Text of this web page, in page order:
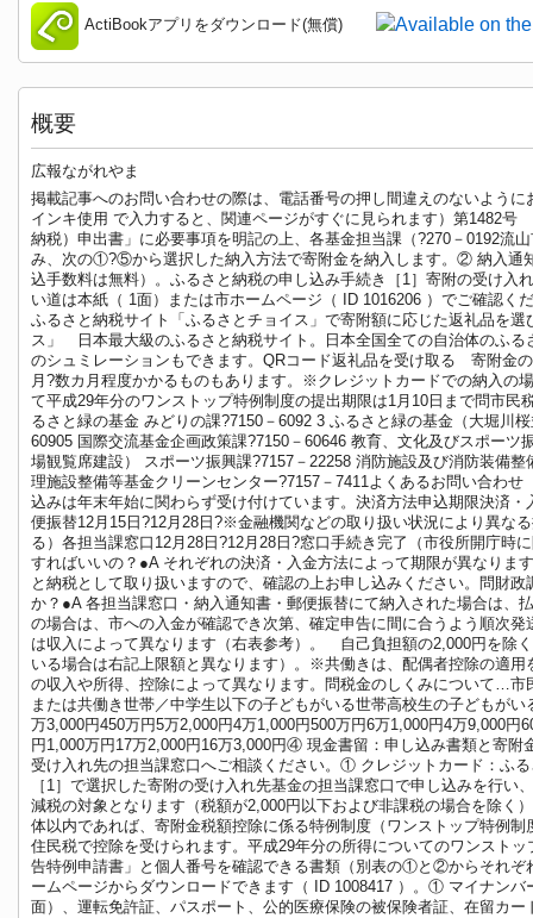
ActiBookアプリをダウンロード(無償)
概要
広報ながれやま
掲載記事へのお問い合わせの際は、電話番号の押し間違えのないよう
インキ使用 で入力すると、関連ページがすぐに見られます）第1482
納税）申出書」に必要事項を明記の上、各基金担当課（?270－0192流
み、次の①?⑤から選択した納入方法で寄附金を納入します。② 納入通
込手数料は無料）。ふるさと納税の申し込み手続き［1］寄附の受
い道は本紙（ 1面）または市ホームページ（ ID 1016206 ）でご確
ふるさと納税サイト「ふるさとチョイス」で寄附額に応じた返礼品を
ス」 日本最大級のふるさと納税サイト。日本全国全ての自治体のふ
のシュミレーションもできます。QRコード返礼品を受け取る 寄附金
月?数カ月程度かかるものもあります。※クレジットカードでの納入の
て平成29年分のワンストップ特例制度の提出期限は1月10日まで問市
るさと緑の基金 みどりの課?7150－6092 3 ふるさと緑の基金（大堀川
60905 国際交流基金企画政策課?7150－60646 教育、文化及びスポー
場観覧席建設） スポーツ振興課?7157－22258 消防施設及び消防装備
理施設整備等基金クリーンセンター?7157－7411よくあるお問い合わ
込みは年末年始に関わらず受け付けています。決済方法申込期限決済
便振替12月15日?12月28日?※金融機関などの取り扱い状況により異な
る）各担当課窓口12月28日?12月28日?窓口手続き完了（市役所開庁
すればいいの？●A それぞれの決済・入金方法によって期限が異なりま
と納税として取り扱いますので、確認の上お申し込みください。問財
か？●A 各担当課窓口・納入通知書・郵便振替にて納入された場合は、
の場合は、市への入金が確認でき次第、確定申告に間に合うよう順次
は収入によって異なります（右表参考）。 自己負担額の2,000円を除
いる場合は右記上限額と異なります）。※共働きは、配偶者控除の適
の収入や所得、控除によって異なります。問税金のしくみについて…
または共働き世帯／中学生以下の子どもがいる世帯高校生の子どもが
万3,000円450万円5万2,000円4万1,000円500万円6万1,000円4万9,000
円1,000万円17万2,000円16万3,000円④ 現金書留：申し込み書類と寄
受け入れ先の担当課窓口へご相談ください。① クレジットカード：ふ
［1］で選択した寄附の受け入れ先基金の担当課窓口で申し込みを行
減税の対象となります（税額が2,000円以下および非課税の場合を除
体以内であれば、寄附金税額控除に係る特例制度（ワンストップ特例
住民税で控除を受けられます。平成29年分の所得についてのワンスト
告特例申請書」と個人番号を確認できる書類（別表の①と②からそれぞ
ームページからダウンロードできます（ ID 1008417 ）。① マイナン
面）、運転免許証、パスポート、公的医療保険の被保険者証、在留カー